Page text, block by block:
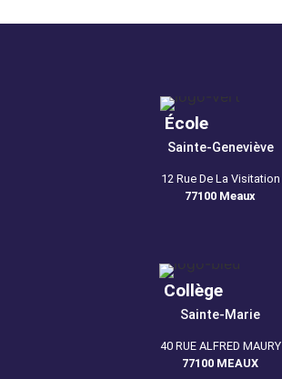
École
Sainte-Geneviève
12 Rue De La Visitation
77100 Meaux
Collège
Sainte-Marie
40 RUE ALFRED MAURY
77100 MEAUX